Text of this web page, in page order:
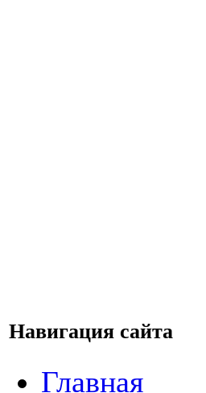
Навигация сайта
Главная